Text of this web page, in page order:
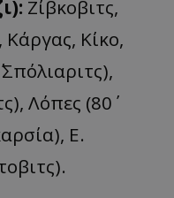
Ζίβκοβιτς,
Κίκο,
Λόπες (80΄
Ε.